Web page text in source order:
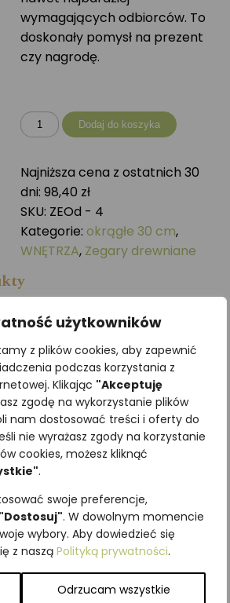
użytkowników
z plików cookies, aby zapewnić
podczas korzystania z
Klikając "Akceptuję
zgodę na wykorzystanie plików
nam dostosować treści i oferty do
nie wyrażasz zgody na korzystanie
cookies, możesz kliknąć
.
swoje preferencje,
"Dostosuj". W dowolnym momencie
wybory. Aby dowiedzieć się
z naszą Polityką prywatności.
Odrzucam wszystkie
wymagających odbiorców. To
doskonały pomysł na prezent
czy nagrodę.
ilość
Zegar
-
30
cm
Dodaj do koszyka
Najniższa cena z ostatnich 30
dni:98,40 zł
SKU: ZEOd - 4
Kategorie:okrągłe 30 cm,
WNĘTRZA, Zegary drewniane
Wilga
246,00 zł z VAT